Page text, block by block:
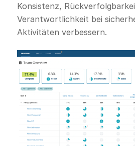
Konsistenz,
Verantwortlichkeit bei
Aktivitäten verbessern.